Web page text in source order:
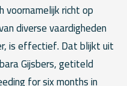
voornamelijk richt op
diverse vaardigheden
is effectief. Dat blijkt uit
Gijsbers, getiteld
for six months in